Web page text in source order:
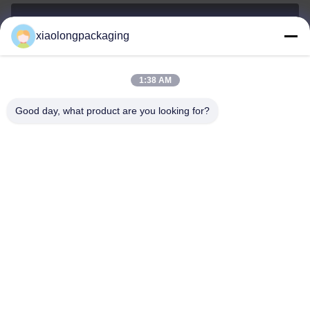
Tina@xiaolongpackaging.com
0086-15322891631
xiaolongpackaging
1:38 AM
Good day, what product are you looking for?